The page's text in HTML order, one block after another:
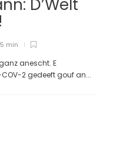
D’Welt
5 min
anescht. E
2 gedeeft gouf an...